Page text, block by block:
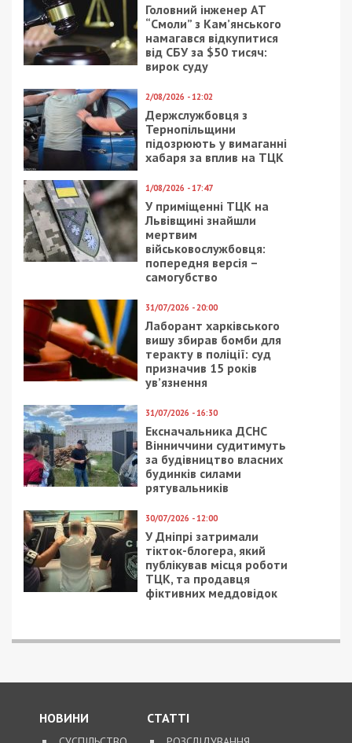
Головний інженер АТ
“Смоли” з Кам’янського
намагався відкупитися
від СБУ за $50 тисяч:
вирок суду
2/08/2026 - 12:02
Держслужбовця з
Тернопільщини
підозрюють у вимаганні
хабаря за вплив на ТЦК
1/08/2026 - 17:47
У приміщенні ТЦК на
Львівщині знайшли
мертвим
військовослужбовця:
попередня версія –
самогубство
31/07/2026 - 20:00
Лаборант харківського
вишу збирав бомби для
теракту в поліції: суд
призначив 15 років
ув’язнення
31/07/2026 - 16:30
Ексначальника ДСНС
Вінниччини судитимуть
за будівництво власних
будинків силами
рятувальників
30/07/2026 - 12:00
У Дніпрі затримали
тікток-блогера, який
публікував місця роботи
ТЦК, та продавця
фіктивних меддовідок
НОВИНИ СТАТТІ